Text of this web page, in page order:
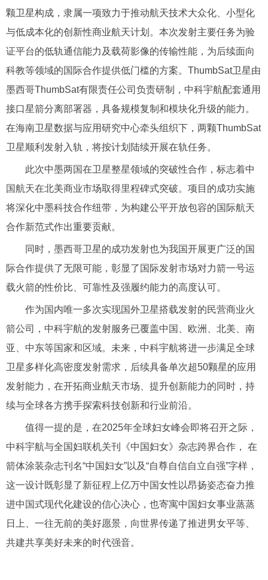
颗卫星构成，隶属一项致力于推动航天技术大众化、小型化
与低成本化的创新性商业航天计划。本次发射主要任务为验
证平台的低轨通信能力及载荷影像的传输性能，为后续面向
科教等领域的国际合作提供低门槛的方案。ThumbSat卫星由
墨西哥ThumbSat有限责任公司负责研制，中科宇航配套通用
接口星箭分离部署器，具备规模复制和模块化升级的能力。
在海南卫星数据与应用研究中心牵头组织下，两颗ThumbSat
卫星顺利发射入轨，将按计划陆续开展在轨任务。
此次中墨两国在卫星整星领域的突破性合作，标志着中
国航天在北美商业市场取得里程碑式突破。项目的成功实施
将深化中墨科技合作纽带，为构建公平开放包容的国际航天
合作新范式作出重要贡献。
同时，墨西哥卫星的成功发射也为我国开展更广泛的国
际合作提供了无限可能，彰显了国际发射市场对力箭一号运
载火箭的性价比、可靠性及强履约能力的高度认可。
作为国内唯一多次实现国外卫星搭载发射的民营商业火
箭公司，中科宇航的发射服务已覆盖中国、欧洲、北美、南
亚、中东等国家和区域。未来，中科宇航将进一步满足全球
卫星多样化高密度发射需求，后续具备单次超50颗星的应用
发射能力，在开拓商业航天市场、提升创新能力的同时，持
续与全球各方携手探索科技创新和行业前沿。
值得一提的是，在2025年全球妇女峰会即将召开之际，
中科宇航与全国妇联机关刊《中国妇女》杂志跨界合作， 在
箭体涂装杂志刊名“中国妇女”以及“自尊自信自立自强”字样，
这一设计既彰显了新征程上亿万中国女性以昂扬姿态奋力推
进中国式现代化建设的信心决心，也寄寓中国妇女事业蒸蒸
日上、一往无前的美好愿景，向世界传递了推进男女平等、
共建共享美好未来的时代强音。